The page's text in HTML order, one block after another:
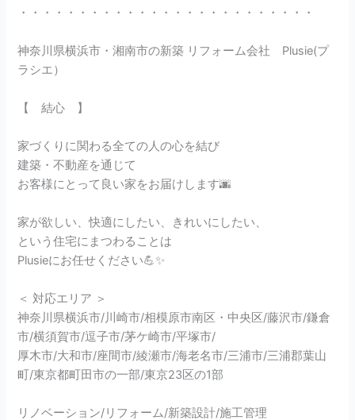
・・・・・・・・・・・・・・・・・・・・・・・・・
神奈川県横浜市・湘南市の新築 リフォーム会社 Plusie(プ
ラシエ）
【 結心 】
家づくりに関わる全ての人の心を結び
建築・不動産を通じて
お客様にとって良い家をお届けします🌆
家が欲しい、快適にしたい、きれいにしたい、
という住宅にまつわることは
Plusieにお任せください💪✨
＜ 対応エリア ＞
神奈川県横浜市/川崎市/相模原市南区・中央区/藤沢市/鎌倉
市/横須賀市/逗子市/茅ケ崎市/平塚市/
厚木市/大和市/座間市/綾瀬市/海老名市/三浦市/三浦郡葉山
町/東京都町田市の一部/東京23区の1部
リノベーション/リフォーム/新築設計/施工管理